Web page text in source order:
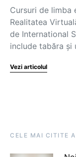
Cursuri de limba
Realitatea
de International
include tabăra
Vezi articolul
CELE MAI CITITE